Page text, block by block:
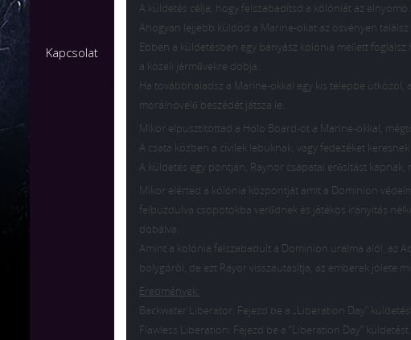
Kapcsolat
A küldetés célja, hogy felszabadítsd a kólóniát az
Ahogyan lejjebb küldöd a Marine-okat az ösvényen
Ebben a küldetésben egy bányász kolónia mellett
a közeli járművekre dobja.
Ha továbbhaladsz a Marine-okkal egy kis telepbe
morálnövelő beszédét játsza le.
Mikor elpusztítottad a Holo Board-ot a Marine-okkal,
A csata közben a civilek lebuknak, vagy fedezéket
A küldetés egy pontján, Raynor csapatai erősítást
Mikor elérted a kólónia központját amit a Dominion
felbuzdulva csopotokba verődnek és játékos irányítás
dobálva.
Amint a kolónia felszabadult a Dominion uralma alól, az
bolygóról, de ezt Rayor visszautasítja, az emberek jólete
Eredmények:
Backwater Liberator: Fejezd be a „Liberation Day”
Flawless Liberation: Fejezd be a “Liberation Day”